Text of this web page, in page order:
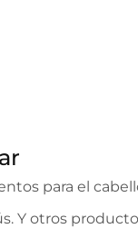
para el
Y otros